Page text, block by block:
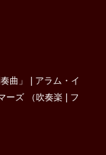
曲」 | アラム・イ
ーズ （吹奏楽 | フ